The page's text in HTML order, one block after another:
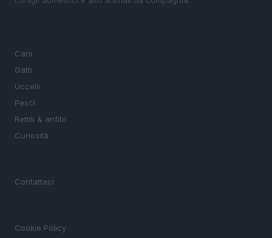
Cani
Gatti
Uccelli
Pesci
Rettili & anfibi
Curiosità
Contattaci
Cookie Policy